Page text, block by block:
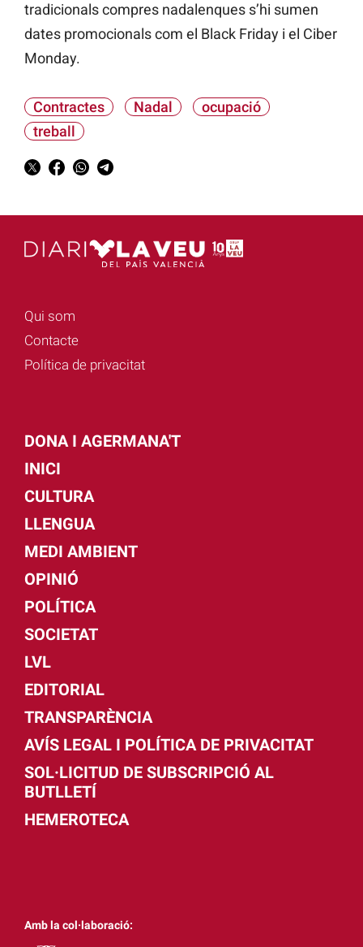
tradicionals compres nadalenques s’hi sumen
dates promocionals com el Black Friday i el Ciber
Monday.
Contractes Nadal
ocupació
treball
Qui som
Contacte
Política de privacitat
DONA I AGERMANA'T
INICI
CULTURA
LLENGUA
MEDI AMBIENT
OPINIÓ
POLÍTICA
SOCIETAT
LVL
EDITORIAL
TRANSPARÈNCIA
AVÍS LEGAL I POLÍTICA DE PRIVACITAT
SOL·LICITUD DE SUBSCRIPCIÓ AL
BUTLLETÍ
HEMEROTECA
Amb la col·laboració: